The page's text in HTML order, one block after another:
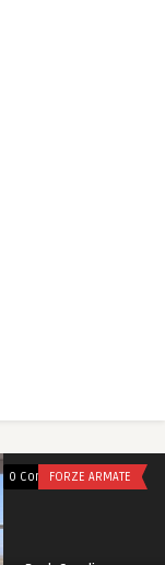
0 CommentsFORZE ARMATE